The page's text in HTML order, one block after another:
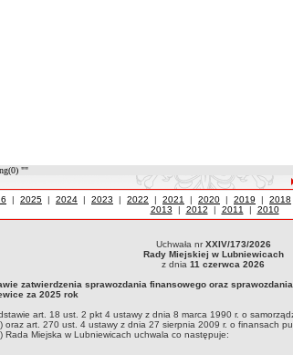
""
z roku
| Uchwały z roku
2025 | Uchwały z roku
2024 | Uchwały z roku
2023 | Uchwały z roku
2022 | Uchwały z roku
2021 | Uchwały z roku
2020 | Uchwały z roku
2019 | 2018
2013 | Uchwały z roku
2012 | Uchwały z roku
2011 | Uchwały
2010
nr XXIV/173/2026Rady Miejskiej w Lubniewicachz dnia
Lubniewice za 2025 rokNa podstawie art. 18 ust. 2 pkt 4
z dnia 27 sierpnia 2009 r. o finansach publicznych (Dz. U.
Uchwała nrXXIV/173/2026
Rady Miejskiej w Lubniewicach
z dnia 11 czerwca 2026
zatwierdzenia sprawozdania finansowego oraz
za 2025 rok
art. 18 ust. 2 pkt 4 ustawy z dnia 8 marca 1990 r. o
oraz art. 270 ust. 4 ustawy z dnia 27 sierpnia 2009 r. o finansach
Rada Miejska w Lubniewicach uchwala co następuje: